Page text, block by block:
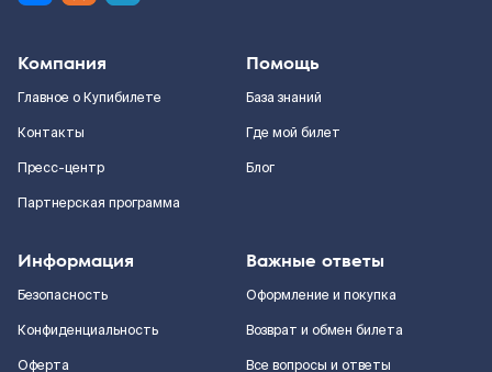
Компания
Главное о Купибилете
Контакты
Пресс-центр
Партнерская программа
Помощь
База знаний
Где мой билет
Блог
Информация
Безопасность
Конфиденциальность
Оферта
Важные ответы
Оформление и покупка
Возврат и обмен билета
Все вопросы и ответы